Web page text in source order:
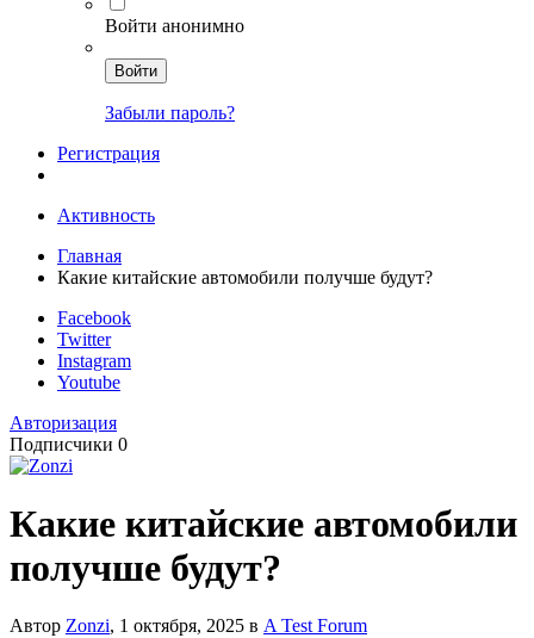
Войти анонимно
Войти
Забыли пароль?
Регистрация
Активность
Главная
Какие китайские автомобили получше будут?
Facebook
Twitter
Instagram
Youtube
Авторизация
Подписчики 0
Какие китайские автомобили
получше будут?
Автор Zonzi, 1 октября, 2025 в A Test Forum